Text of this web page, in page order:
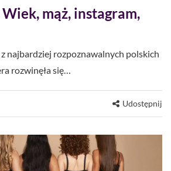
mąż, instagram,
najbardziej rozpoznawalnych polskich
rozwinęła się…
Udostępnij